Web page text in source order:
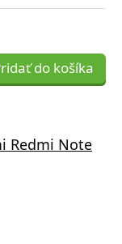
do košíka
Redmi Note